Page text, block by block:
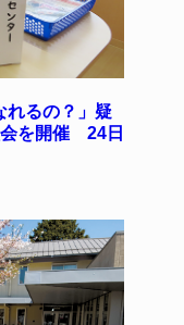
れるの？」疑
会を開催 24日